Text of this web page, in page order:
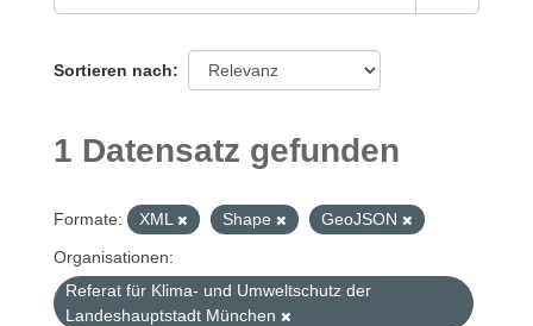
Sortieren nach
1 Datensatz gefunden
Formate: XML Shape
GeoJSON
Organisationen:
Referat für Klima- und Umweltschutz der
Landeshauptstadt München